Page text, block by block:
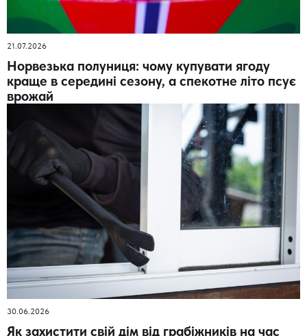
21.07.2026
Норвезька полуниця: чому купувати ягоду
краще в середині сезону, а спекотне літо псує
врожай
30.06.2026
Як захистити свій дім від грабіжників на час